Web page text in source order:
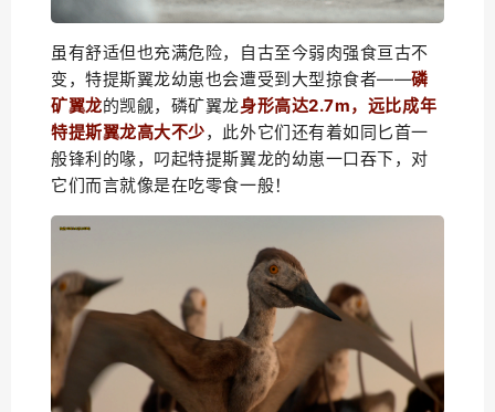
虽有舒适但也充满危险，自古至今弱肉强食亘古不
变，特提斯翼龙幼崽也会遭受到大型掠食者——磷
矿翼龙的觊觎，磷矿翼龙身形高达2.7m，远比成年
特提斯翼龙高大不少，此外它们还有着如同匕首一
般锋利的喙，叼起特提斯翼龙的幼崽一口吞下，对
它们而言就像是在吃零食一般！